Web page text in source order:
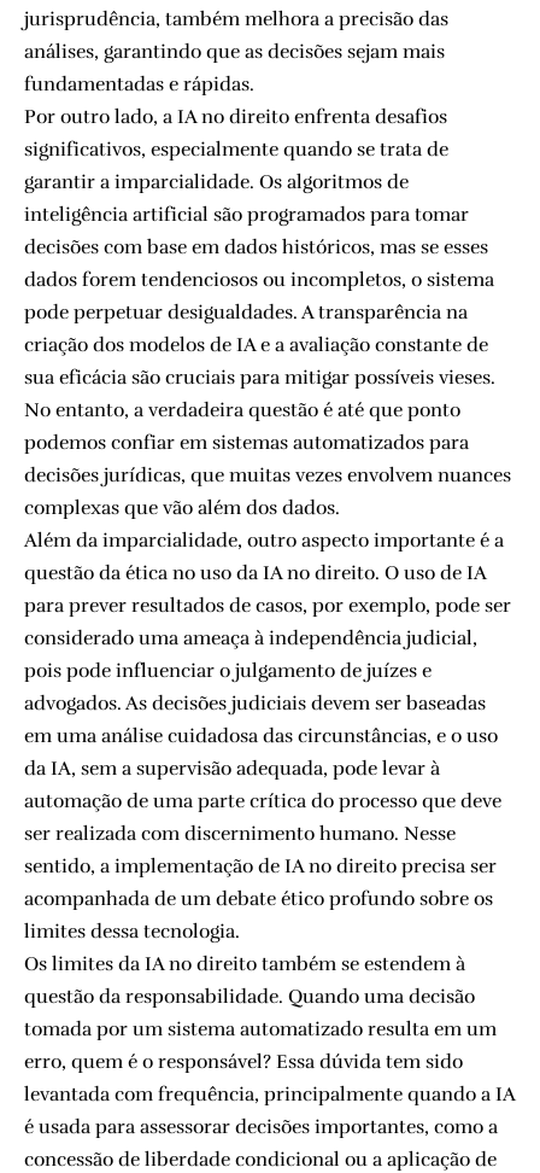
jurisprudência, também melhora a precisão das
análises, garantindo que as decisões sejam mais
fundamentadas e rápidas.
Por outro lado, a IA no direito enfrenta desafios
significativos, especialmente quando se trata de
garantir a imparcialidade. Os algoritmos de
inteligência artificial são programados para tomar
decisões com base em dados históricos, mas se esses
dados forem tendenciosos ou incompletos, o sistema
pode perpetuar desigualdades. A transparência na
criação dos modelos de IA e a avaliação constante de
sua eficácia são cruciais para mitigar possíveis vieses.
No entanto, a verdadeira questão é até que ponto
podemos confiar em sistemas automatizados para
decisões jurídicas, que muitas vezes envolvem nuances
complexas que vão além dos dados.
Além da imparcialidade, outro aspecto importante é a
questão da ética no uso da IA no direito. O uso de IA
para prever resultados de casos, por exemplo, pode ser
considerado uma ameaça à independência judicial,
pois pode influenciar o julgamento de juízes e
advogados. As decisões judiciais devem ser baseadas
em uma análise cuidadosa das circunstâncias, e o uso
da IA, sem a supervisão adequada, pode levar à
automação de uma parte crítica do processo que deve
ser realizada com discernimento humano. Nesse
sentido, a implementação de IA no direito precisa ser
acompanhada de um debate ético profundo sobre os
limites dessa tecnologia.
Os limites da IA no direito também se estendem à
questão da responsabilidade. Quando uma decisão
tomada por um sistema automatizado resulta em um
erro, quem é o responsável? Essa dúvida tem sido
levantada com frequência, principalmente quando a IA
é usada para assessorar decisões importantes, como a
concessão de liberdade condicional ou a aplicação de